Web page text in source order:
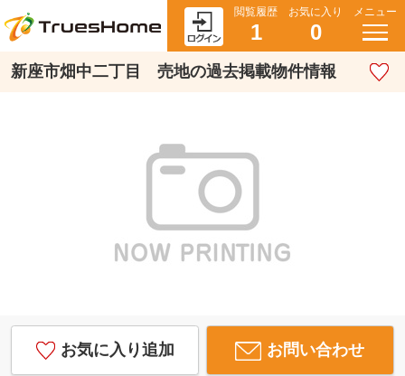
閲覧履歴
1
お気に入り
0
メニュー
新座市畑中二丁目 売地の過去掲載物件情報
お気に入り追加 お問い合わせ